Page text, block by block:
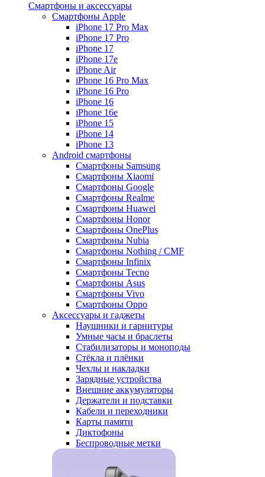
Смартфоны и аксессуары
Смартфоны Apple
iPhone 17 Pro Max
iPhone 17 Pro
iPhone 17
iPhone 17e
iPhone Air
iPhone 16 Pro Max
iPhone 16 Pro
iPhone 16
iPhone 16e
iPhone 15
iPhone 14
iPhone 13
Android cмартфоны
Смартфоны Samsung
Смартфоны Xiaomi
Смартфоны Google
Смартфоны Realme
Смартфоны Huawei
Смартфоны Honor
Смартфоны OnePlus
Смартфоны Nubia
Смартфоны Nothing / CMF
Смартфоны Infinix
Смартфоны Tecno
Смартфоны Asus
Смартфоны Vivo
Смартфоны Oppo
Аксессуары и гаджеты
Наушники и гарнитуры
Умные часы и браслеты
Стабилизаторы и моноподы
Стёкла и плёнки
Чехлы и накладки
Зарядные устройства
Внешние аккумуляторы
Держатели и подставки
Кабели и переходники
Карты памяти
Диктофоны
Беспроводные метки